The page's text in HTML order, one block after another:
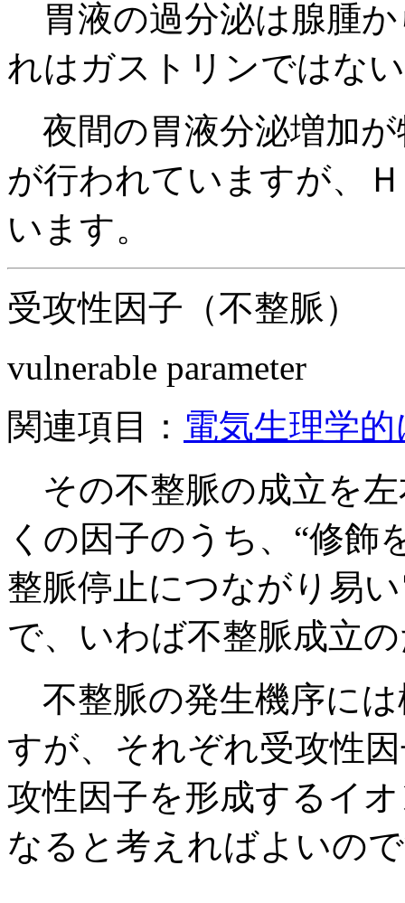
胃液の過分泌は腺腫
れはガストリンではな
夜間の胃液分泌増加が
が行われていますが、
います。
受攻性因子（不整脈）
vulnerable parameter
関連項目： 電気生理学
その不整脈の成立を
くの因子のうち、“修飾
整脈停止につながり易
で、いわば不整脈成立
不整脈の発生機序に
すが、それぞれ受攻性
攻性因子を形成するイ
なると考えればよいの